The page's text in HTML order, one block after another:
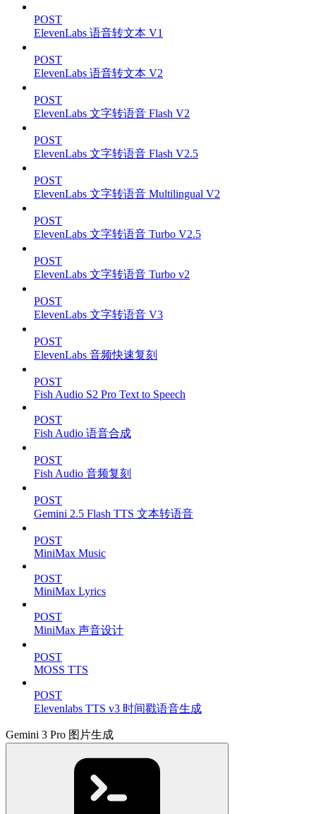
POST
ElevenLabs 语音转文本 V1
POST
ElevenLabs 语音转文本 V2
POST
ElevenLabs 文字转语音 Flash V2
POST
ElevenLabs 文字转语音 Flash V2.5
POST
ElevenLabs 文字转语音 Multilingual V2
POST
ElevenLabs 文字转语音 Turbo V2.5
POST
ElevenLabs 文字转语音 Turbo v2
POST
ElevenLabs 文字转语音 V3
POST
ElevenLabs 音频快速复刻
POST
Fish Audio S2 Pro Text to Speech
POST
Fish Audio 语音合成
POST
Fish Audio 音频复刻
POST
Gemini 2.5 Flash TTS 文本转语音
POST
MiniMax Music
POST
MiniMax Lyrics
POST
MiniMax 声音设计
POST
MOSS TTS
POST
Elevenlabs TTS v3 时间戳语音生成
Gemini 3 Pro 图片生成